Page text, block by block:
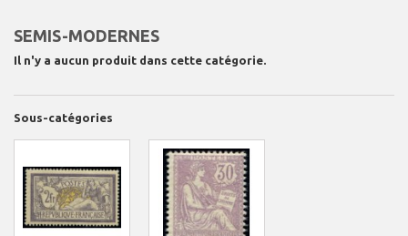
SEMIS-MODERNES
Il n'y a aucun produit dans cette catégorie.
Sous-catégories